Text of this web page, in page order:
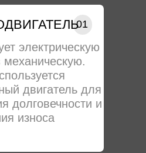
01
электрическую
механическую.
двигатель для
долговечности и
износа